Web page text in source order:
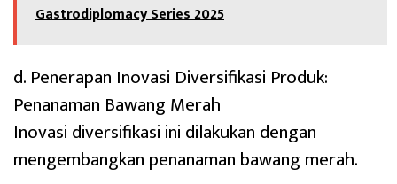
Gastrodiplomacy Series 2025
d. Penerapan Inovasi Diversifikasi Produk:
Penanaman Bawang Merah
Inovasi diversifikasi ini dilakukan dengan
mengembangkan penanaman bawang merah.